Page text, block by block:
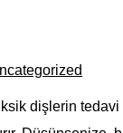
dişlerin tedavi